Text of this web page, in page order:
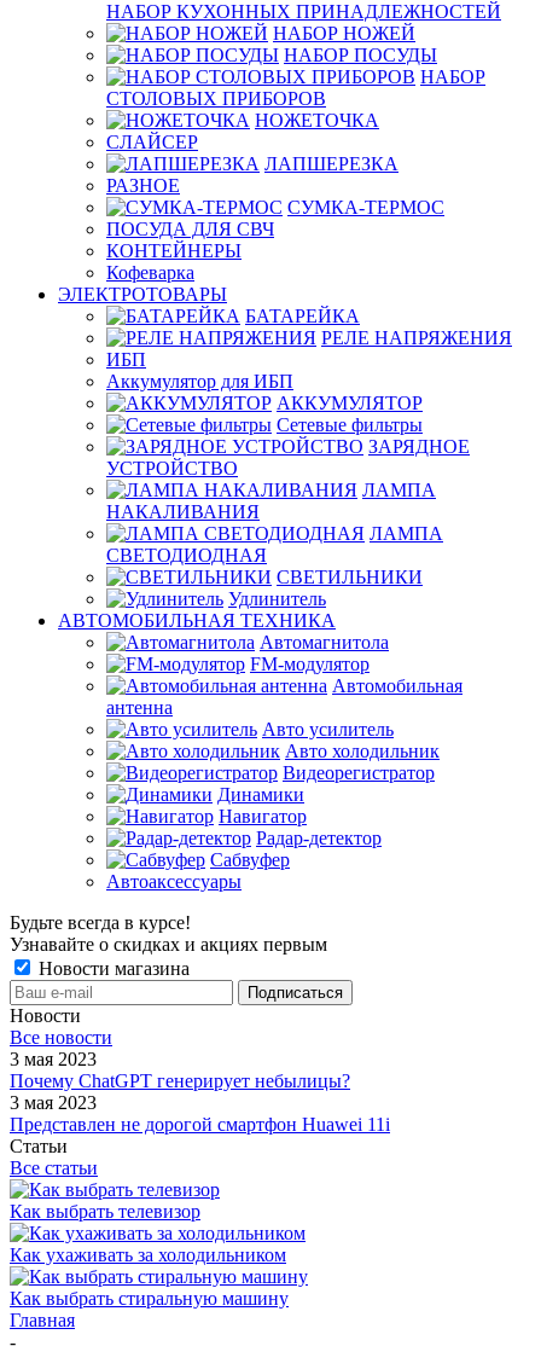
НАБОР КУХОННЫХ ПРИНАДЛЕЖНОСТЕЙ
НАБОР НОЖЕЙ
НАБОР ПОСУДЫ
НАБОР
СТОЛОВЫХ ПРИБОРОВ
НОЖЕТОЧКА
СЛАЙСЕР
ЛАПШЕРЕЗКА
РАЗНОЕ
СУМКА-ТЕРМОС
ПОСУДА ДЛЯ СВЧ
КОНТЕЙНЕРЫ
Кофеварка
ЭЛЕКТРОТОВАРЫ
БАТАРЕЙКА
РЕЛЕ НАПРЯЖЕНИЯ
ИБП
Аккумулятор для ИБП
АККУМУЛЯТОР
Сетевые фильтры
ЗАРЯДНОЕ
УСТРОЙСТВО
ЛАМПА
НАКАЛИВАНИЯ
ЛАМПА
СВЕТОДИОДНАЯ
СВЕТИЛЬНИКИ
Удлинитель
АВТОМОБИЛЬНАЯ ТЕХНИКА
Автомагнитола
FM-модулятор
Автомобильная
антенна
Авто усилитель
Авто холодильник
Видеорегистратор
Динамики
Навигатор
Радар-детектор
Сабвуфер
Автоаксессуары
Будьте всегда в курсе!
Узнавайте о скидках и акциях первым
Новости магазина
Новости
Все новости
3 мая 2023
Почему ChatGPT генерирует небылицы?
3 мая 2023
Представлен не дорогой смартфон Huawei 11i
Статьи
Все статьи
Как выбрать телевизор
Как ухаживать за холодильником
Как выбрать стиральную машину
Главная
-